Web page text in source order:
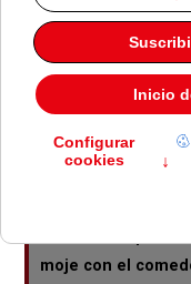
Más Madrid
legislatura de la
ambiental y
moje con el